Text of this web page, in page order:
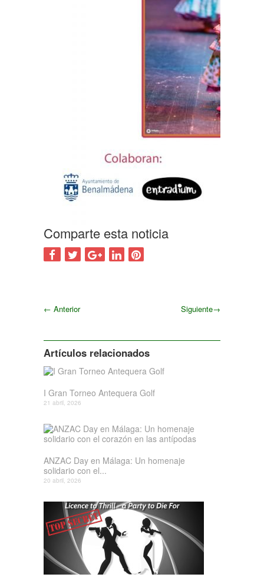
Comparte esta noticia
← Anterior Siguiente→
Artículos relacionados
I Gran Torneo Antequera Golf
21 abril, 2026
ANZAC Day en Málaga: Un homenaje
solidario con el...
20 abril, 2026